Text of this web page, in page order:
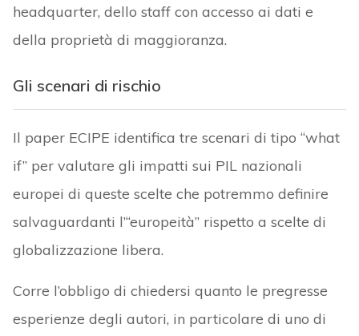
headquarter, dello staff con accesso ai dati e
della proprietà di maggioranza.
Gli scenari di rischio
Il paper ECIPE identifica tre scenari di tipo “what
if” per valutare gli impatti sui PIL nazionali
europei di queste scelte che potremmo definire
salvaguardanti l’“europeità” rispetto a scelte di
globalizzazione libera.
Corre l’obbligo di chiedersi quanto le pregresse
esperienze degli autori, in particolare di uno di